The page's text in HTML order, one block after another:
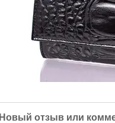
Новый отзыв или